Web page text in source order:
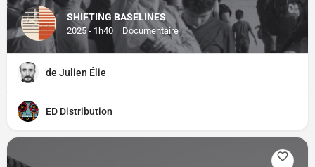
SHIFTING BASELINES
2025 - 1h40 Documentaire
de Julien Élie
ED Distribution